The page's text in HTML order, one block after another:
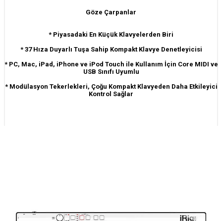
Göze Çarpanlar
* Piyasadaki En Küçük Klavyelerden Biri
* 37 Hıza Duyarlı Tuşa Sahip Kompakt Klavye Denetleyicisi
* PC, Mac, iPad, iPhone ve iPod Touch ile Kullanım İçin Core MIDI ve
USB Sınıfı Uyumlu
* Modülasyon Tekerlekleri, Çoğu Kompakt Klavyeden Daha Etkileyici
Kontrol Sağlar